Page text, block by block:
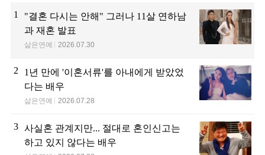
1
"결혼 다시는 안해" 그러나 11살 연하남
과 재혼 발표
삶은연예 2026.07.30
2
1년 만에 '이혼서류'를 아내에게 받았었
다는 배우
삶은연예 2026.07.28
3 사실혼 관계지만... 절대로 혼인신고는
하고 있지 않다는 배우